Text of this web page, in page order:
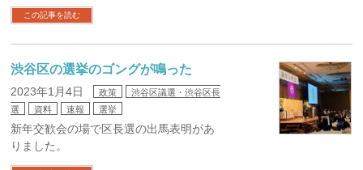
この記事を読む
渋谷区の選挙のゴングが鳴った
2023年1月4日 政策
渋谷区議選・渋谷区長
選
資料 速報 選挙
新年交歓会の場で区長選の出馬表明があ
りました。